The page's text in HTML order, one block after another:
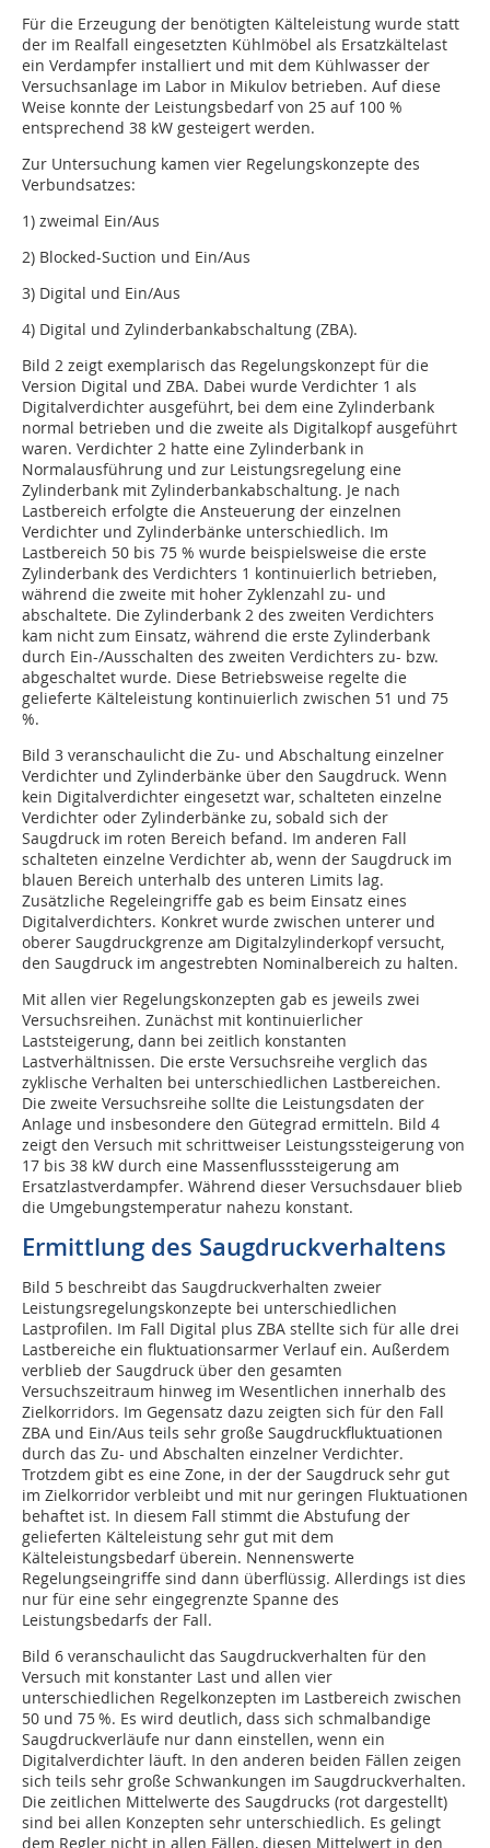
Für die Erzeugung der benötigten Kälteleistung wurde statt
der im Realfall eingesetzten Kühlmöbel als Ersatzkältelast
ein Verdampfer installiert und mit dem Kühlwasser der
Versuchsanlage im Labor in Mikulov betrieben. Auf diese
Weise konnte der Leistungsbedarf von 25 auf 100 %
entsprechend 38 kW gesteigert werden.
Zur Untersuchung kamen vier Regelungskonzepte des
Verbundsatzes:
1) zweimal Ein/Aus
2) Blocked-Suction und Ein/Aus
3) Digital und Ein/Aus
4) Digital und Zylinderbankabschaltung (ZBA).
Bild 2 zeigt exemplarisch das Regelungskonzept für die
Version Digital und ZBA. Dabei wurde Verdichter 1 als
Digitalverdichter ausgeführt, bei dem eine Zylinderbank
normal betrieben und die zweite als Digitalkopf ausgeführt
waren. Verdichter 2 hatte eine Zylinderbank in
Normalausführung und zur Leistungsregelung eine
Zylinderbank mit Zylinderbankabschaltung. Je nach
Lastbereich erfolgte die Ansteuerung der einzelnen
Verdichter und Zylinderbänke unterschiedlich. Im
Lastbereich 50 bis 75 % wurde beispielsweise die erste
Zylinderbank des Verdichters 1 kontinuierlich betrieben,
während die zweite mit hoher Zyklenzahl zu- und
abschaltete. Die Zylinderbank 2 des zweiten Verdichters
kam nicht zum Einsatz, während die erste Zylinderbank
durch Ein-/Ausschalten des zweiten Verdichters zu- bzw.
abgeschaltet wurde. Diese Betriebsweise regelte die
gelieferte Kälteleistung kontinuierlich zwischen 51 und 75
%.
Bild 3 veranschaulicht die Zu- und Abschaltung einzelner
Verdichter und Zylinderbänke über den Saugdruck. Wenn
kein Digitalverdichter eingesetzt war, schalteten einzelne
Verdichter oder Zylinderbänke zu, sobald sich der
Saugdruck im roten Bereich befand. Im anderen Fall
schalteten einzelne Verdichter ab, wenn der Saugdruck im
blauen Bereich unterhalb des unteren Limits lag.
Zusätzliche Regeleingriffe gab es beim Einsatz eines
Digitalverdichters. Konkret wurde zwischen unterer und
oberer Saugdruckgrenze am Digitalzylinderkopf versucht,
den Saugdruck im angestrebten Nominalbereich zu halten.
Mit allen vier Regelungskonzepten gab es jeweils zwei
Versuchsreihen. Zunächst mit kontinuierlicher
Laststeigerung, dann bei zeitlich konstanten
Lastverhältnissen. Die erste Versuchsreihe verglich das
zyklische Verhalten bei unterschiedlichen Lastbereichen.
Die zweite Versuchsreihe sollte die Leistungsdaten der
Anlage und insbesondere den Gütegrad ermitteln. Bild 4
zeigt den Versuch mit schrittweiser Leistungssteigerung von
17 bis 38 kW durch eine Massenflusssteigerung am
Ersatzlastverdampfer. Während dieser Versuchsdauer blieb
die Umgebungstemperatur nahezu konstant.
Ermittlung des Saugdruckverhaltens
Bild 5 beschreibt das Saugdruckverhalten zweier
Leistungsregelungskonzepte bei unterschiedlichen
Lastprofilen. Im Fall Digital plus ZBA stellte sich für alle drei
Lastbereiche ein fluktuationsarmer Verlauf ein. Außerdem
verblieb der Saugdruck über den gesamten
Versuchszeitraum hinweg im Wesentlichen innerhalb des
Zielkorridors. Im Gegensatz dazu zeigten sich für den Fall
ZBA und Ein/Aus teils sehr große Saugdruckfluktuationen
durch das Zu- und Abschalten einzelner Verdichter.
Trotzdem gibt es eine Zone, in der der Saugdruck sehr gut
im Zielkorridor verbleibt und mit nur geringen Fluktuationen
behaftet ist. In diesem Fall stimmt die Abstufung der
gelieferten Kälteleistung sehr gut mit dem
Kälteleistungsbedarf überein. Nennenswerte
Regelungseingriffe sind dann überflüssig. Allerdings ist dies
nur für eine sehr eingegrenzte Spanne des
Leistungsbedarfs der Fall.
Bild 6 veranschaulicht das Saugdruckverhalten für den
Versuch mit konstanter Last und allen vier
unterschiedlichen Regelkonzepten im Lastbereich zwischen
50 und 75 %. Es wird deutlich, dass sich schmalbandige
Saugdruckverläufe nur dann einstellen, wenn ein
Digitalverdichter läuft. In den anderen beiden Fällen zeigen
sich teils sehr große Schwankungen im Saugdruckverhalten.
Die zeitlichen Mittelwerte des Saugdrucks (rot dargestellt)
sind bei allen Konzepten sehr unterschiedlich. Es gelingt
dem Regler nicht in allen Fällen, diesen Mittelwert in den